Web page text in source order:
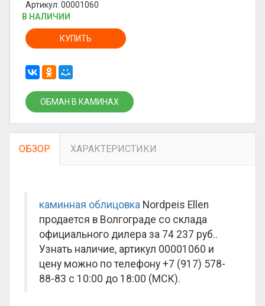
Артикул: 00001060
В НАЛИЧИИ
КУПИТЬ
ОБМАН В КАМИНАХ
ОБЗОР ХАРАКТЕРИСТИКИ
каминная облицовка Nordpeis Ellen
продается в Волгограде со склада
официального дилера за 74 237 руб..
Узнать наличие, артикул 00001060 и
цену можно по телефону +7 (917) 578-
88-83 с 10:00 до 18:00 (МСК).